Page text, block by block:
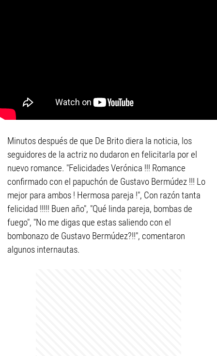
Minutos después de que De Brito diera la noticia, los
seguidores de la actriz no dudaron en felicitarla por el
nuevo romance. "Felicidades Verónica !!! Romance
confirmado con el papuchón de Gustavo Bermúdez !!! Lo
mejor para ambos ! Hermosa pareja !", Con razón tanta
felicidad !!!!! Buen año", "Qué linda pareja, bombas de
fuego", "No me digas que estas saliendo con el
bombonazo de Gustavo Bermúdez?!!", comentaron
algunos internautas.